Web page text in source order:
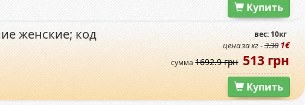
Купить
женские; код
вес: 10кг
цена за кг -3.30 1€
сумма1692.9 грн 513 грн
Купить